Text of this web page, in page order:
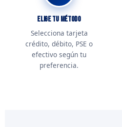
Elige tu método
Selecciona tarjeta
crédito, débito, PSE o
efectivo según tu
preferencia.